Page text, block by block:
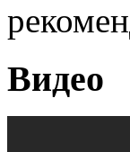
Видео